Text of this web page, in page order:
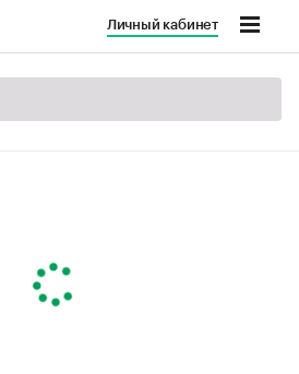
Личный кабинет